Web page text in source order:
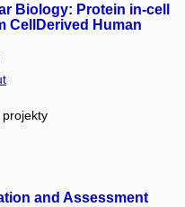
Biology: Protein in-cell
CellDerived Human
and Assessment